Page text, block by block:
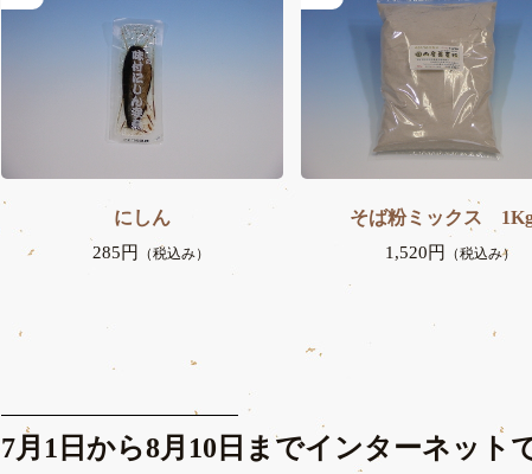
にしん
285円 （税込み）
そば粉ミックス
1,520円 （税込み）
7月1日から8月10日までインターネット